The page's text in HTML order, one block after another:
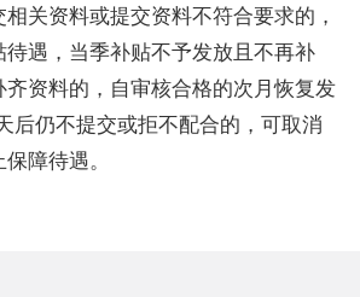
关资料或提交资料不符合要求的，
遇，当季补贴不予发放且不再补
资料的，自审核合格的次月恢复发
后仍不提交或拒不配合的，可取消
障待遇。